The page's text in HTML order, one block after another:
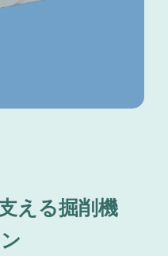
える掘削機